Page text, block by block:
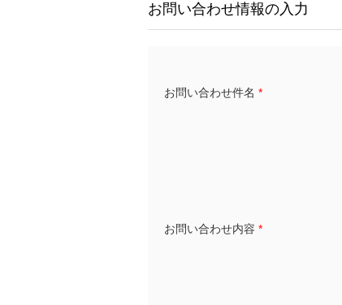
お問い合わせ情報の入力
お問い合わせ件名 *
お問い合わせ内容 *